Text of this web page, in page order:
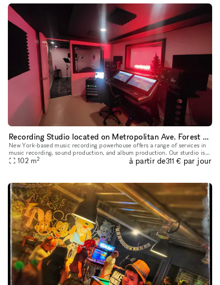
Recording Studio located on Metropolitan Ave. Forest Hills
New York-based music recording powerhouse offers a range of services in
music recording, sound production, and album production. Our sturdio is
equipped with state-of-the-art equipment
102 m2 à partir de311 € par jour